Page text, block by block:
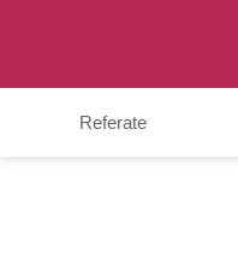
Referate